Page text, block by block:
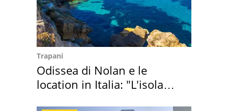
Trapani
Odissea di Nolan e le
location in Italia: "L'isola